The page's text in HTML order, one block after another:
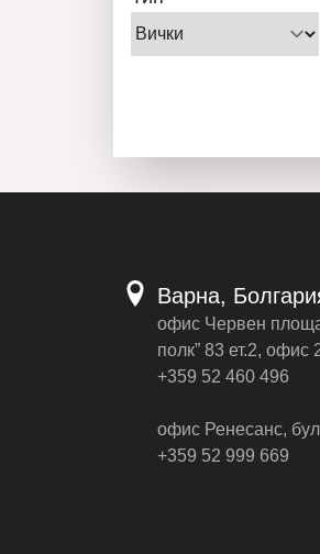
Варна,
офис Червен
полк” 83 ет.2, офис
+359 52 460 496
офис Ренесанс,
+359 52 999 669